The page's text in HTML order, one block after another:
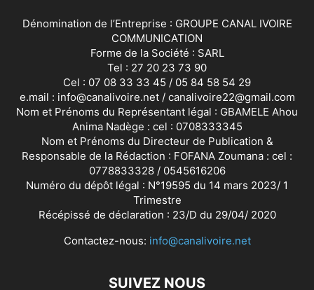
Dénomination de l’Entreprise : GROUPE CANAL IVOIRE
COMMUNICATION
Forme de la Société : SARL
Tel : 27 20 23 73 90
Cel : 07 08 33 33 45 / 05 84 58 54 29
e.mail : info@canalivoire.net / canalivoire22@gmail.com
Nom et Prénoms du Représentant légal : GBAMELE Ahou
Anima Nadège : cel : 0708333345
Nom et Prénoms du Directeur de Publication &
Responsable de la Rédaction : FOFANA Zoumana : cel :
0778833328 / 0545616206
Numéro du dépôt légal : N°19595 du 14 mars 2023/ 1
Trimestre
Récépissé de déclaration : 23/D du 29/04/ 2020
Contactez-nous: info@canalivoire.net
SUIVEZ NOUS